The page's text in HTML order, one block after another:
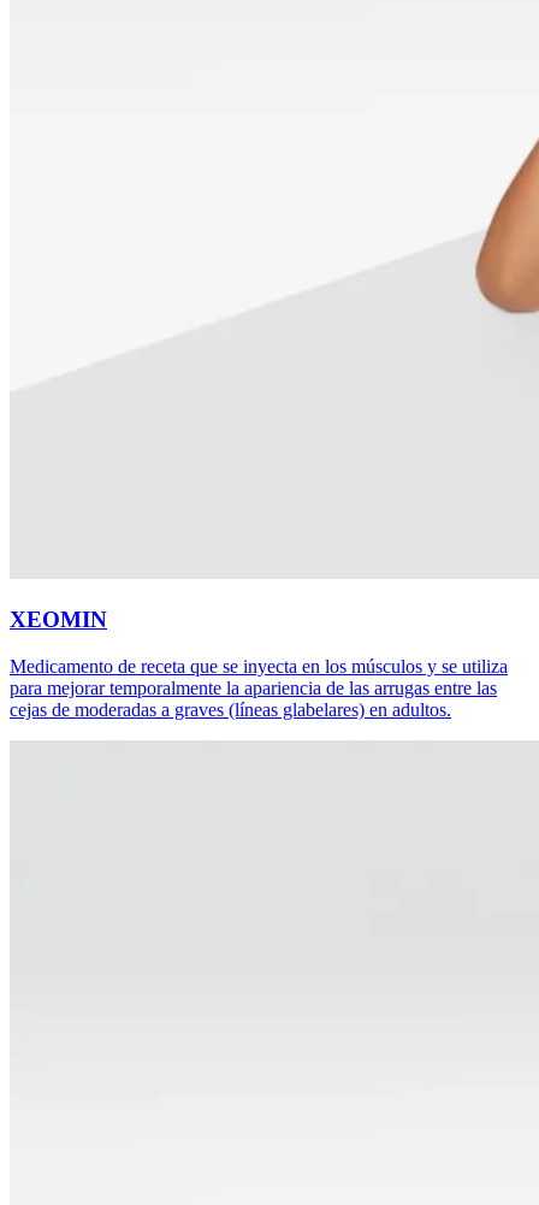
XEOMIN
Medicamento de receta que se inyecta en los músculos y se utiliza
para mejorar temporalmente la apariencia de las arrugas entre las
cejas de moderadas a graves (líneas glabelares) en adultos.